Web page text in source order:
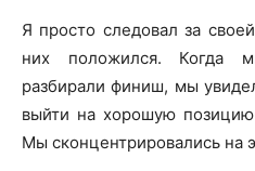
Я просто следовал за
них положился. Когда
разбирали финиш, мы
выйти на хорошую
Мы сконцентрировались на